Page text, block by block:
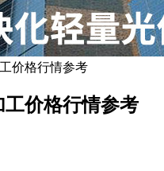
价格行情参考
工价格行情参考